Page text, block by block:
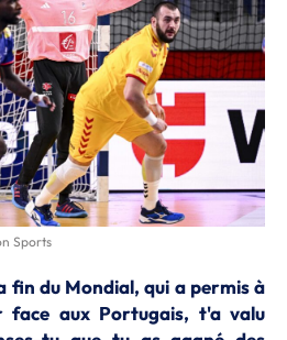
Sports
fin du Mondial, qui a permis à
face aux Portugais, t'a valu